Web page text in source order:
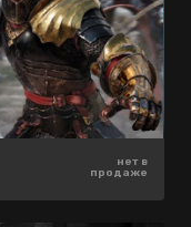
нет в
продаже
1499 ₽
1199 ₽
нет в
продаже